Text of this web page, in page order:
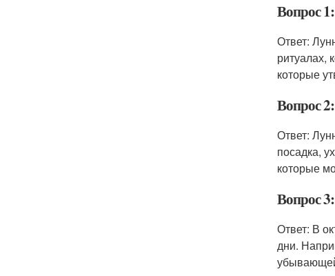
Вопрос
Ответ:
ритуалах,
которые
Вопрос
Ответ:
посадка,
которые
Вопрос
Ответ: В
дни.